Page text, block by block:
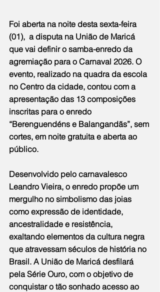
Foi aberta na noite desta sexta-feira
(01),  a disputa na União de Maricá
que vai definir o samba-enredo da
agremiação para o Carnaval 2026. O
evento, realizado na quadra da escola
no Centro da cidade, contou com a
apresentação das 13 composições
inscritas para o enredo
“Berenguendéns e Balangandãs”, sem
cortes, em noite gratuita e aberta ao
público.
Desenvolvido pelo carnavalesco
Leandro Vieira, o enredo propõe um
mergulho no simbolismo das joias
como expressão de identidade,
ancestralidade e resistência,
exaltando elementos da cultura negra
que atravessam séculos de história no
Brasil. A União de Maricá desfilará
pela Série Ouro, com o objetivo de
conquistar o tão sonhado acesso ao